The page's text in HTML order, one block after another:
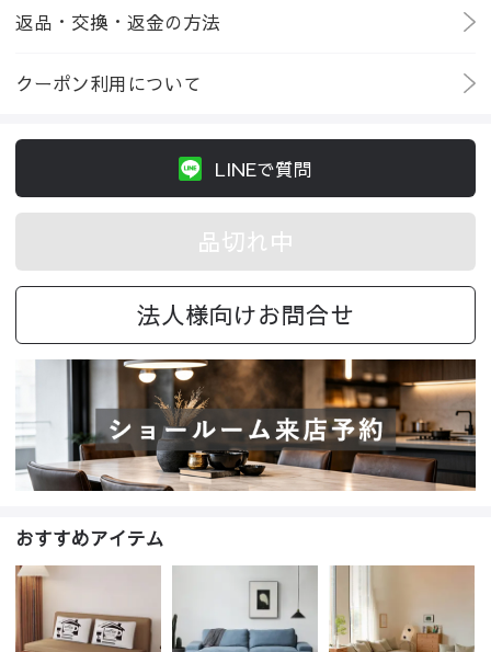
返品・交換・返金の方法
クーポン利用について
LINEで質問
品切れ中
法人様向けお問合せ
おすすめアイテム